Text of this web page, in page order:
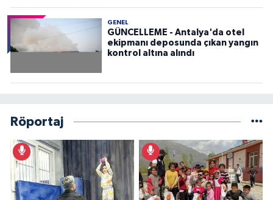
GENEL
GÜNCELLEME - Antalya'da otel
ekipmanı deposunda çıkan yangın
kontrol altına alındı
Röportaj